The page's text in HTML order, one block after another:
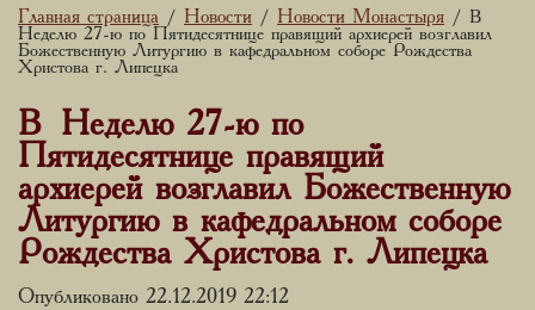
Главная страница / Новости / Новости Монастыря / В
Неделю 27-ю по Пятидесятнице правящий архиерей возглавил
Божественную Литургию в кафедральном соборе Рождества
Христова г. Липецка
В Неделю 27-ю по
Пятидесятнице правящий
архиерей возглавил Божественную
Литургию в кафедральном соборе
Рождества Христова г. Липецка
Опубликовано 22.12.2019 22:12